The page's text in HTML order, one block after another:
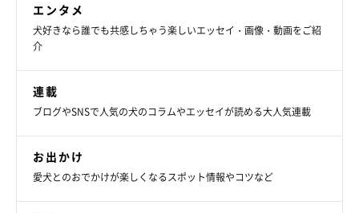
エンタメ
犬好きなら誰でも共感しちゃう楽しいエッセイ・画像・動画をご紹
介
連載
ブログやSNSで人気の犬のコラムやエッセイが読める大人気連載
お出かけ
愛犬とのおでかけが楽しくなるスポット情報やコツなど